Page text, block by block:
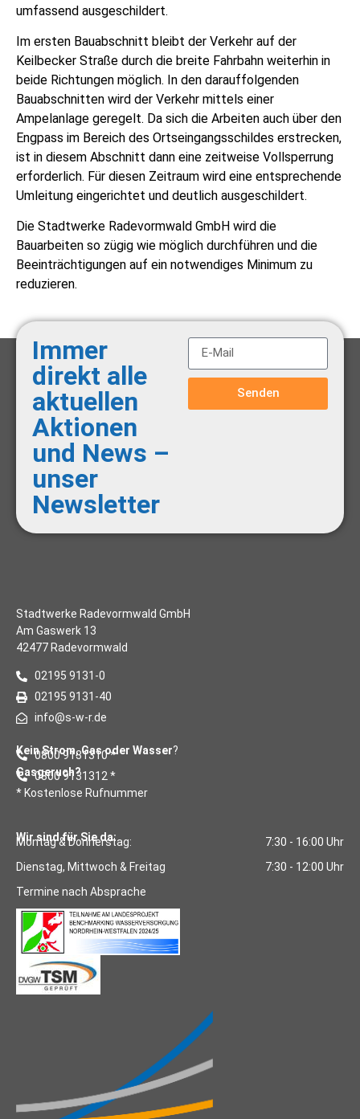
umfassend ausgeschildert.
Im ersten Bauabschnitt bleibt der Verkehr auf der
Keilbecker Straße durch die breite Fahrbahn weiterhin in
beide Richtungen möglich. In den darauffolgenden
Bauabschnitten wird der Verkehr mittels einer
Ampelanlage geregelt. Da sich die Arbeiten auch über den
Engpass im Bereich des Ortseingangsschildes erstrecken,
ist in diesem Abschnitt dann eine zeitweise Vollsperrung
erforderlich. Für diesen Zeitraum wird eine entsprechende
Umleitung eingerichtet und deutlich ausgeschildert.
Die Stadtwerke Radevormwald GmbH wird die
Bauarbeiten so zügig wie möglich durchführen und die
Beeinträchtigungen auf ein notwendiges Minimum zu
reduzieren.
Immer
direkt alle
aktuellen
Aktionen
und News –
unser
Newsletter
Senden
Stadtwerke Radevormwald GmbH
Am Gaswerk 13
42477 Radevormwald
02195 9131-0
02195 9131-40
info@s-w-r.de
Kein Strom, Gas oder Wasser?
0800 9131310 *
Gasgeruch?
0800 9131312 *
* Kostenlose Rufnummer
Wir sind für Sie da:
Montag & Donnerstag:
7:30 - 16:00 Uhr
Dienstag, Mittwoch & Freitag
7:30 - 12:00 Uhr
Termine nach Absprache